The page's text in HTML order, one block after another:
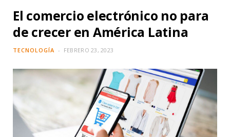
El comercio electrónico no para
de crecer en América Latina
TECNOLOGÍA FEBRERO 23, 2023